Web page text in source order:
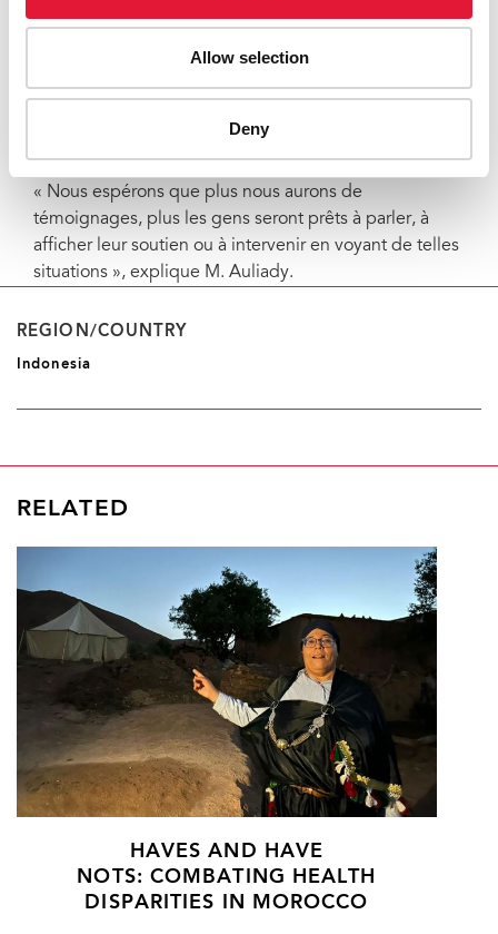
Allow selection
Deny
s’accompagne d’un bouton « I’ve got your back »
Avec son site Internet et son activité sur les médias
sociaux, Hollaback! Jakarta reconnaît la possibilité de
créer un espace virtuel où les femmes victimes de ce
« Nous espérons que plus nous aurons de
témoignages, plus les gens seront prêts à parler, à
afficher leur soutien ou à intervenir en voyant de telles
situations », explique M. Auliady.
REGION/COUNTRY
Indonesia
RELATED
HAVES AND HAVE
NOTS: COMBATING HEALTH
DISPARITIES IN MOROCCO